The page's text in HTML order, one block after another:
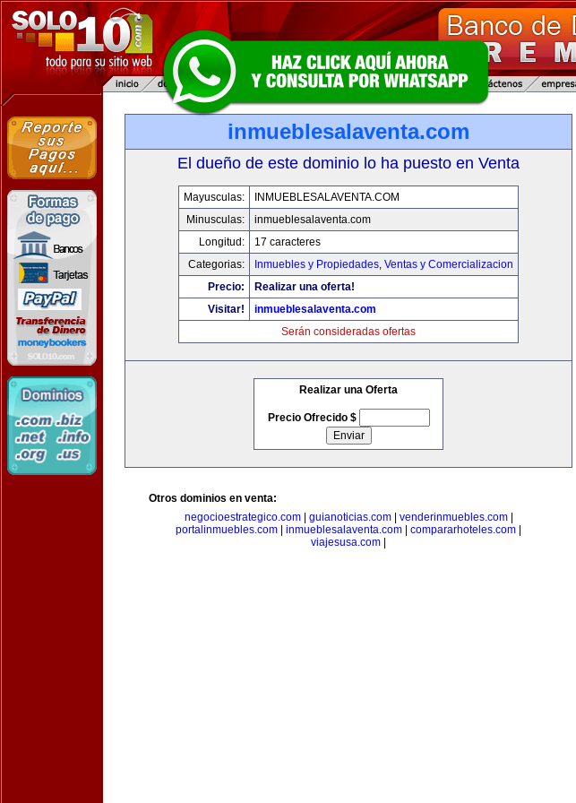
inmueblesalaventa.com
El dueño de este dominio lo ha puesto en Venta
Mayusculas:
INMUEBLESALAVENTA.COM
Minusculas:
inmueblesalaventa.com
Longitud:
17 caracteres
Categorias:
Inmuebles y Propiedades, Ventas y Comercializacion
Precio:
Realizar una oferta!
Visitar!
inmueblesalaventa.com
Serán consideradas ofertas
Realizar una Oferta
Precio Ofrecido $
Otros dominios en venta:
negocioestrategico.com| guianoticias.com| venderinmuebles.com|
portalinmuebles.com
inmueblesalaventa.com compararhoteles.com
viajesusa.com